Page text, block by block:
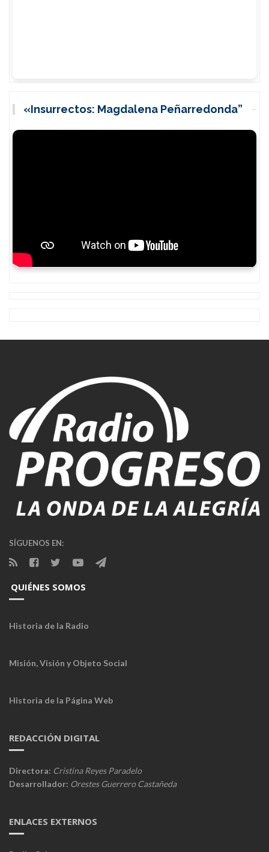
«Insurrectos: Magdalena Peñarredonda”
SÍGUENOS EN:
QUIÉNES SOMOS
Historia de la Radio
Misión, Visión y Objeto Social
Historia de la Página Web
REDACCIÓN DIGITAL
Directora: Cristina Reyes Paradelo
Desarrollador: Orestes Guerrero Castañeda
ENLACES EXTERNOS